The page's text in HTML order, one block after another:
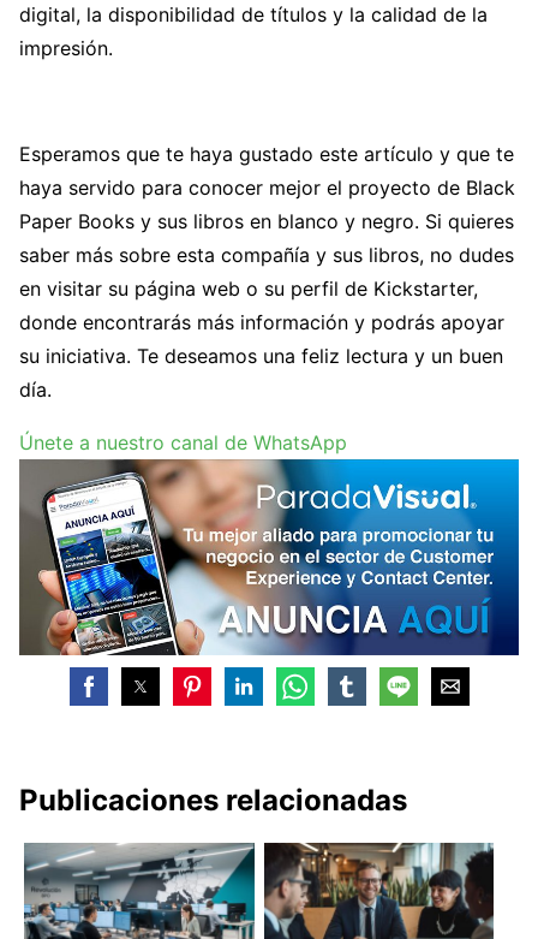
digital, la disponibilidad de títulos y la calidad de la
impresión.
Esperamos que te haya gustado este artículo y que te
haya servido para conocer mejor el proyecto de Black
Paper Books y sus libros en blanco y negro. Si quieres
saber más sobre esta compañía y sus libros, no dudes
en visitar su página web o su perfil de Kickstarter,
donde encontrarás más información y podrás apoyar
su iniciativa. Te deseamos una feliz lectura y un buen
día.
Únete a nuestro canal de WhatsApp
Publicaciones relacionadas